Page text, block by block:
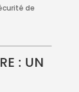
de
: UN